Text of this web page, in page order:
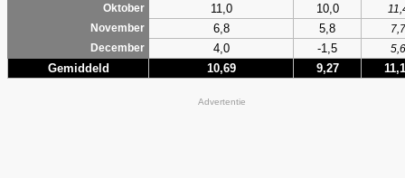
Oktober
11,0 10,0
November
6,8 5,8
7,7
December
4,0 -1,5 5,6
Gemiddeld 10,69 9,27
Advertentie